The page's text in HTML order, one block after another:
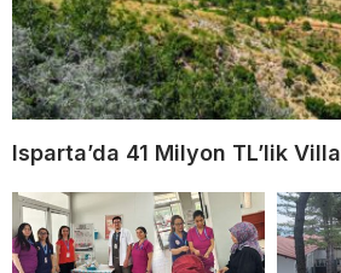
Isparta’da 41 Milyon TL’lik Villa